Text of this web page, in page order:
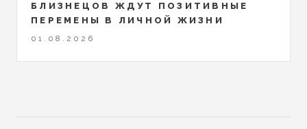
БЛИЗНЕЦОВ ЖДУТ ПОЗИТИВНЫЕ
ПЕРЕМЕНЫ В ЛИЧНОЙ ЖИЗНИ
01.08.2026